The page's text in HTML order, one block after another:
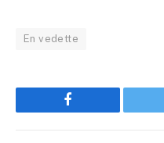
En vedette
Facebook